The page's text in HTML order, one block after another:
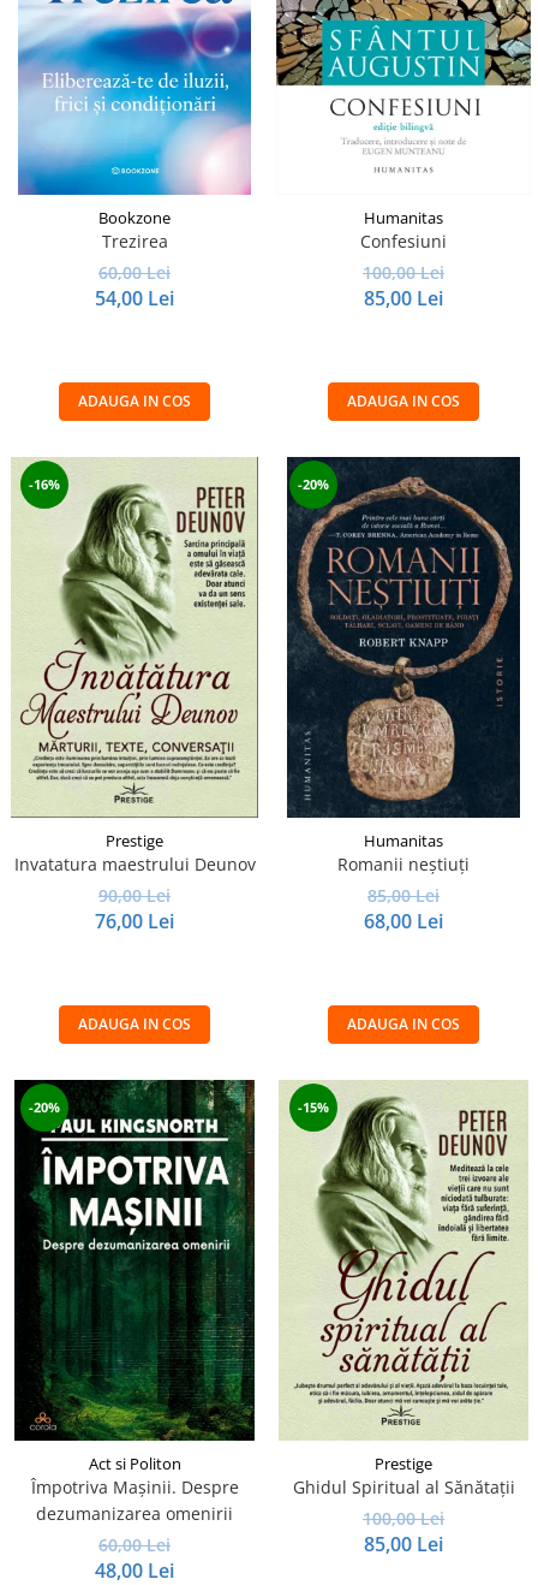
Manuale și Dicționare
Medicină și Sănătate
Practic. Casă și Grădina
Psihologie
Religie
Spiritualitate
Știință și Tehnologie
Științe Politice
Bookzone
Trezirea
60,00 Lei
54,00 Lei
ADAUGA IN COS
Humanitas
Confesiuni
100,00 Lei
85,00 Lei
ADAUGA IN COS
-16%
Prestige
Invatatura maestrului Deunov
90,00 Lei
76,00 Lei
ADAUGA IN COS
-20%
Humanitas
Romanii neştiuţi
85,00 Lei
68,00 Lei
ADAUGA IN COS
-20%
Act si Politon
Împotriva Mașinii. Despre
dezumanizarea omenirii
60,00 Lei
48,00 Lei
-15%
Prestige
Ghidul Spiritual al Sănătații
100,00 Lei
85,00 Lei